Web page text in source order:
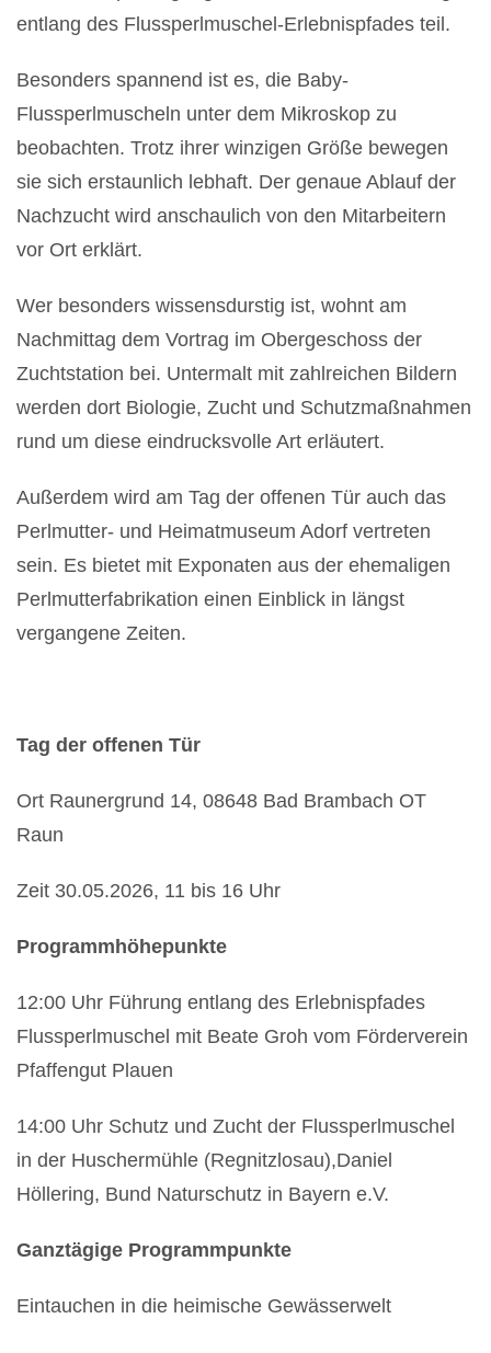
entlang des Flussperlmuschel-Erlebnispfades teil.
Besonders spannend ist es, die Baby-
Flussperlmuscheln unter dem Mikroskop zu
beobachten. Trotz ihrer winzigen Größe bewegen
sie sich erstaunlich lebhaft. Der genaue Ablauf der
Nachzucht wird anschaulich von den Mitarbeitern
vor Ort erklärt.
Wer besonders wissensdurstig ist, wohnt am
Nachmittag dem Vortrag im Obergeschoss der
Zuchtstation bei. Untermalt mit zahlreichen Bildern
werden dort Biologie, Zucht und Schutzmaßnahmen
rund um diese eindrucksvolle Art erläutert.
Außerdem wird am Tag der offenen Tür auch das
Perlmutter- und Heimatmuseum Adorf vertreten
sein. Es bietet mit Exponaten aus der ehemaligen
Perlmutterfabrikation einen Einblick in längst
vergangene Zeiten.
Tag der offenen Tür
Ort Raunergrund 14, 08648 Bad Brambach OT
Raun
Zeit 30.05.2026, 11 bis 16 Uhr
Programmhöhepunkte
12:00 Uhr Führung entlang des Erlebnispfades
Flussperlmuschel mit Beate Groh vom Förderverein
Pfaffengut Plauen
14:00 Uhr Schutz und Zucht der Flussperlmuschel
in der Huschermühle (Regnitzlosau),Daniel
Höllering, Bund Naturschutz in Bayern e.V.
Ganztägige Programmpunkte
Eintauchen in die heimische Gewässerwelt